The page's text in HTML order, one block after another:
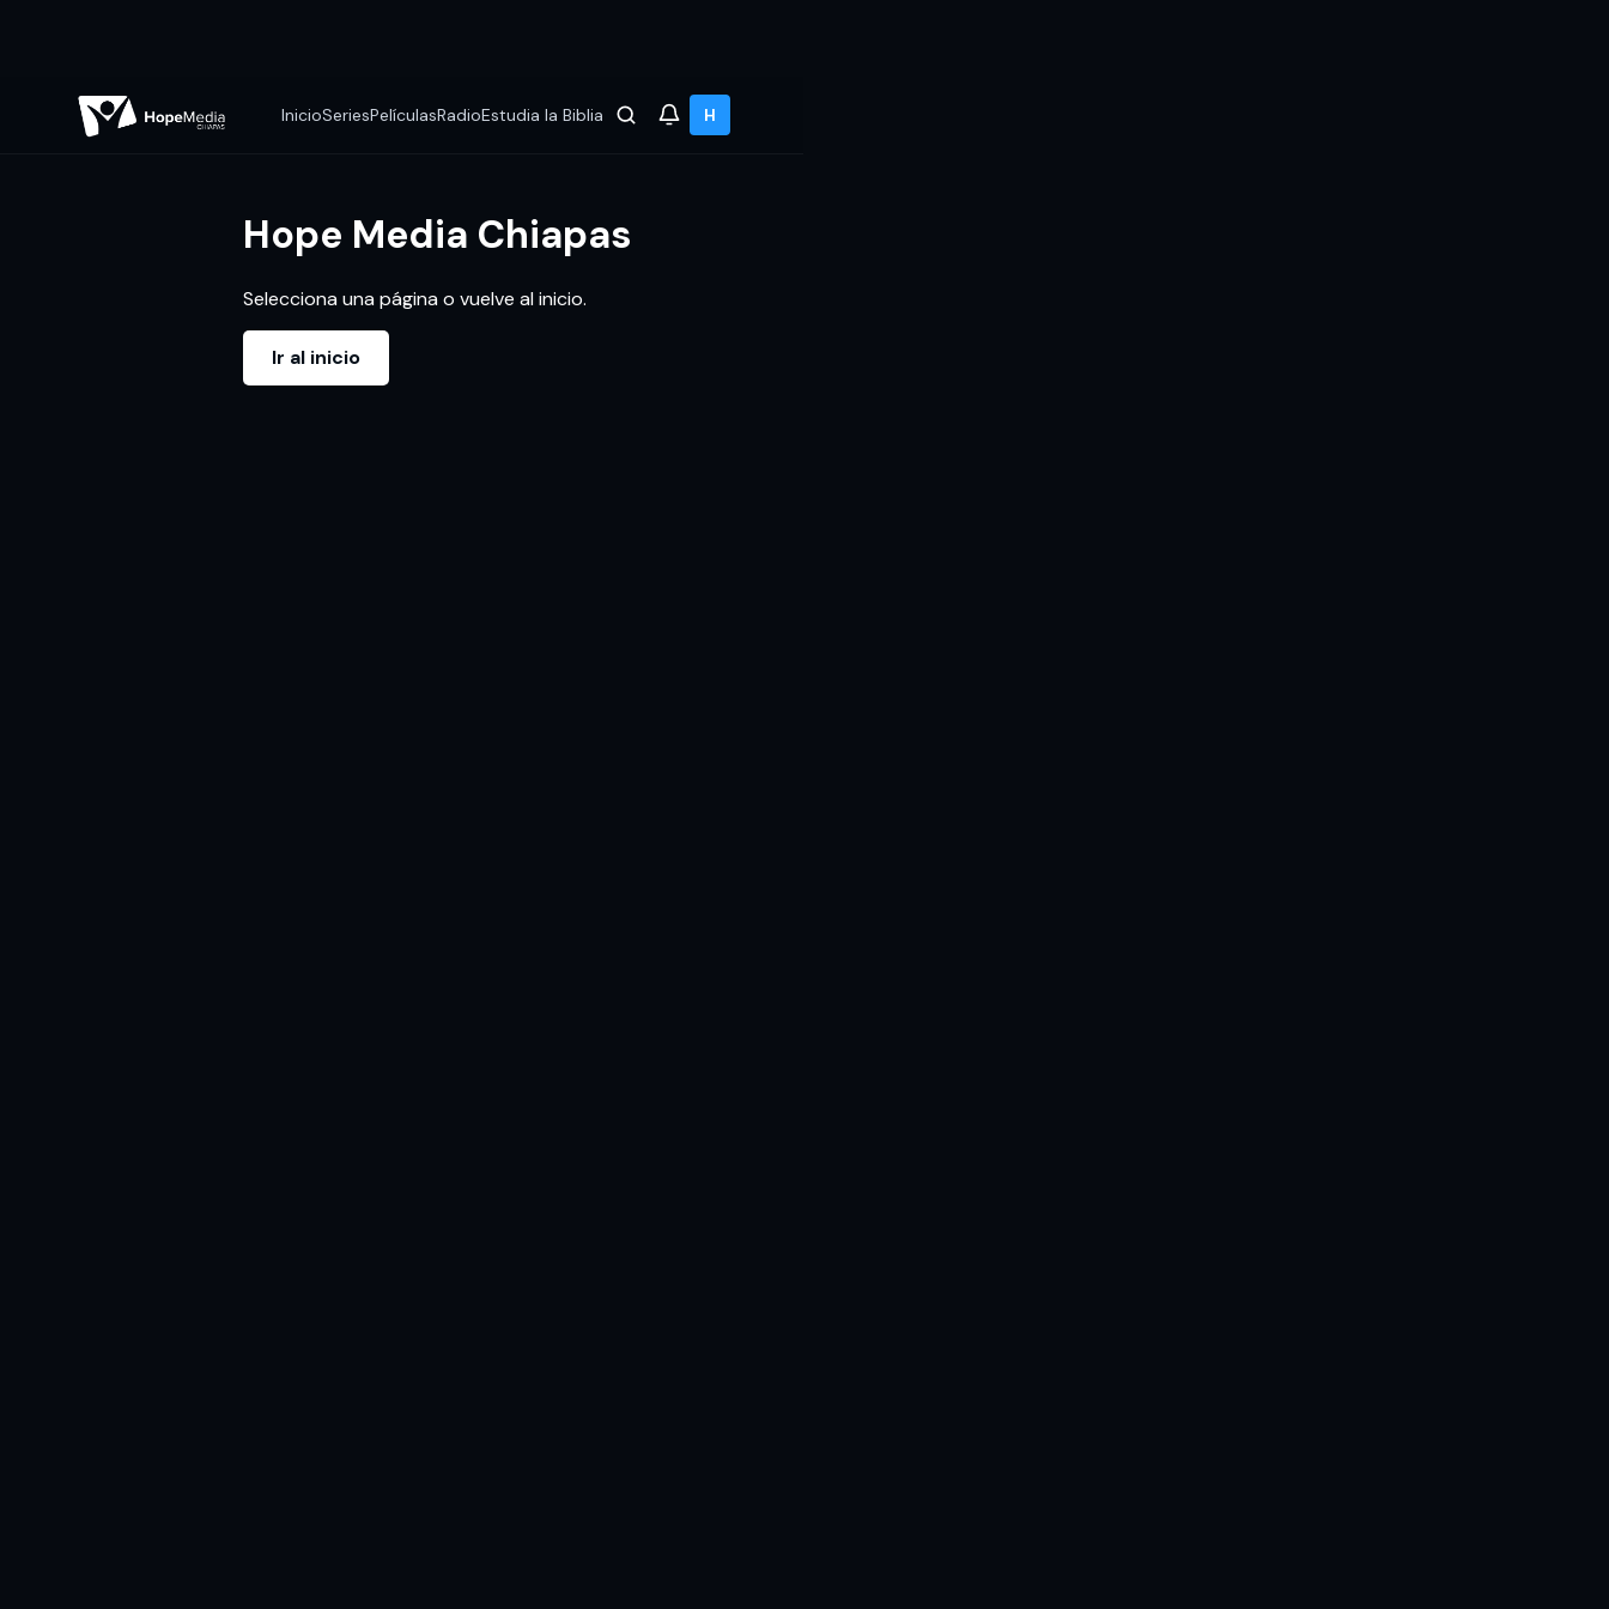
InicioSeriesPelículasRadioEstudia la Biblia H
Hope Media Chiapas
Selecciona una página o vuelve al inicio.
Ir al inicio